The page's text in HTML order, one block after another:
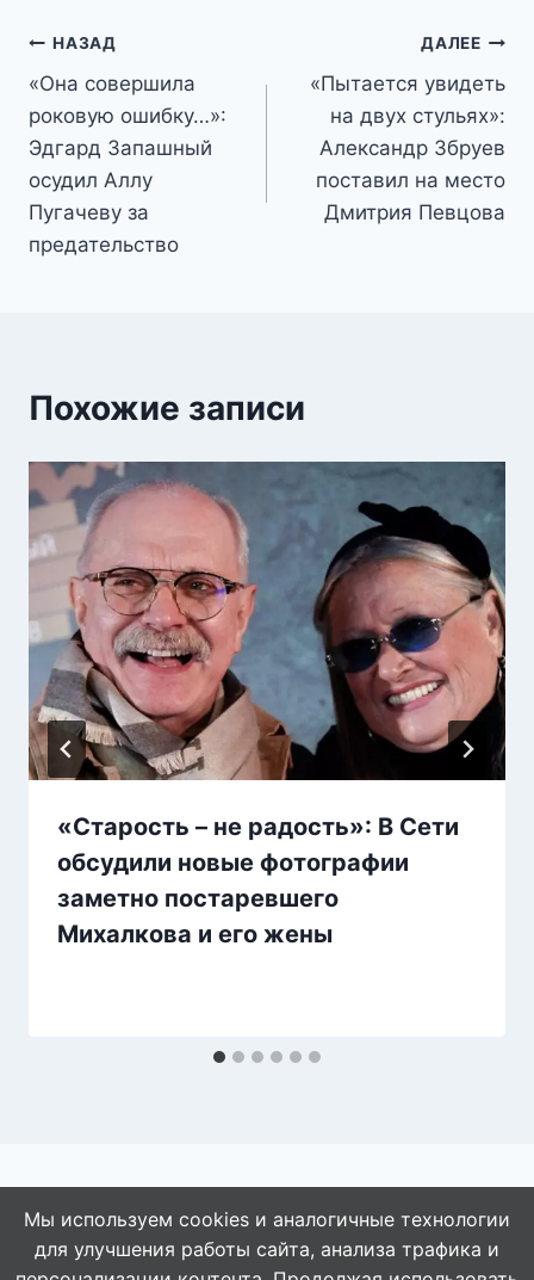
Навигация
по
записям
НАЗАД
«Она совершила
роковую ошибку…»:
Эдгард Запашный
осудил Аллу
Пугачеву за
предательство
ДАЛЕЕ
«Пытается увидеть
на двух стульях»:
Александр Збруев
поставил на место
Дмитрия Певцова
Похожие записи
«Старость – не радость»: В Сети
обсудили новые фотографии
заметно постаревшего
Михалкова и его жены
© 2026 АбАлдеть!
Мы используем cookies и аналогичные технологии
для улучшения работы сайта, анализа трафика и